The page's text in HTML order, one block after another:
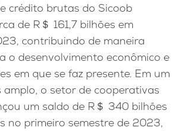
crédito brutas do Sicoob
de R＄ 161,7 bilhões em
contribuindo de maneira
o desenvolvimento econômico e
em que se faz presente. Em um
o setor de cooperativas
um saldo de R＄ 340 bilhões
no primeiro semestre de 2023,